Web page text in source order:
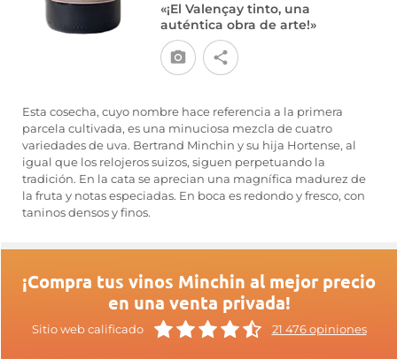
«¡El Valençay tinto, una
auténtica obra de arte!»
Esta cosecha, cuyo nombre hace referencia a la primera
parcela cultivada, es una minuciosa mezcla de cuatro
variedades de uva. Bertrand Minchin y su hija Hortense, al
igual que los relojeros suizos, siguen perpetuando la
tradición. En la cata se aprecian una magnífica madurez de
la fruta y notas especiadas. En boca es redondo y fresco, con
taninos densos y finos.
¡Compra tus vinos Minchin al mejor precio
en una venta privada!
Sitio web calificado 21 476 opiniones